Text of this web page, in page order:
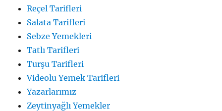
Reçel Tarifleri
Salata Tarifleri
Sebze Yemekleri
Tatlı Tarifleri
Turşu Tarifleri
Videolu Yemek Tarifleri
Yazarlarımız
Zeytinyağlı Yemekler